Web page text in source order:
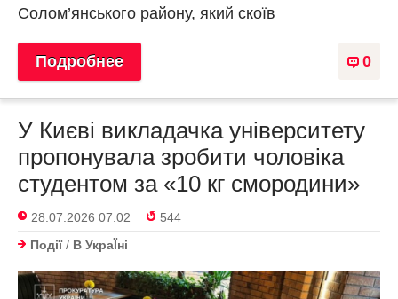
Солом’янського району, який скоїв
0
Подробнее
У Києві викладачка університету
пропонувала зробити чоловіка
студентом за «10 кг смородини»
28.07.2026 07:02
544
Події/ В УкраЇнi